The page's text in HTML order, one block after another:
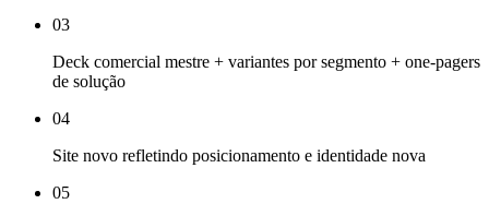
03
Deck comercial mestre + variantes por segmento + one-pagers
de solução
04
Site novo refletindo posicionamento e identidade nova
05